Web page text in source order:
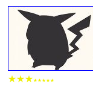
★★★ ★★★★★